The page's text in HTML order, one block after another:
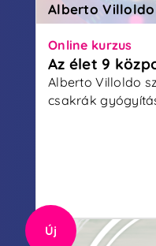
Alberto Villoldo
Online kurzus
Az élet 9
Alberto Villoldo
csakrák
Új